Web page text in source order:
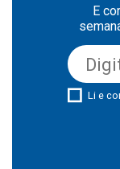
E
Li e